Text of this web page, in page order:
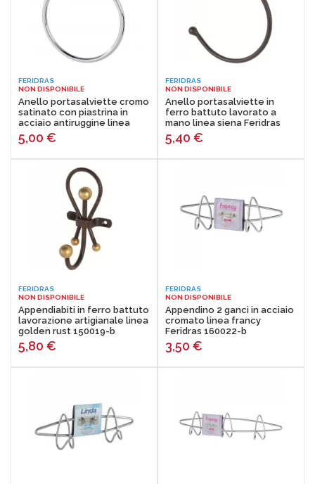
FERIDRAS
NON DISPONIBILE
Anello portasalviette cromo
satinato con piastrina in
acciaio antiruggine linea
vera Feridras 607005
5,00 €
FERIDRAS
NON DISPONIBILE
Anello portasalviette in
ferro battuto lavorato a
mano linea siena Feridras
150001-b
5,40 €
FERIDRAS
NON DISPONIBILE
Appendiabiti in ferro battuto
lavorazione artigianale linea
golden rust 150019-b
Feridras
5,80 €
FERIDRAS
NON DISPONIBILE
Appendino 2 ganci in acciaio
cromato linea francy
Feridras 160022-b
3,50 €